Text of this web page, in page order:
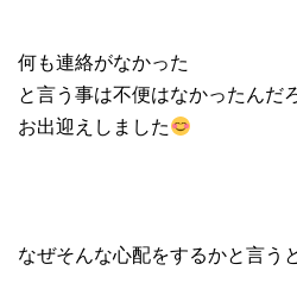
何も連絡がなかった
と言う事は不便はなかったんだ
お出迎えしました
なぜそんな心配をするかと言う